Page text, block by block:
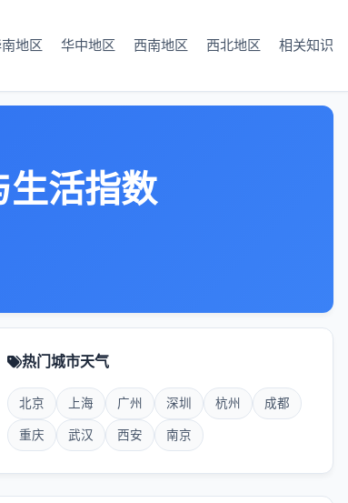
地区 华中地区 西南地区 西北地区 相关知识
生活指数
热门城市天气
北京 上海 广州 深圳 杭州 成都
重庆 武汉 西安 南京